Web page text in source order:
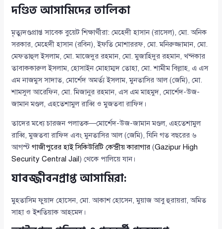
দণ্ডিত আসামিদের তালিকা
মৃত্যুদণ্ডপ্রাপ্ত সাবেক বুয়েট শিক্ষার্থীরা: মেহেদী হাসান (রাসেল), মো. অনিক
সরকার, মেহেদী হাসান (রবিন), ইফতি মোশাররফ, মো. মনিরুজ্জামান, মো.
মেফতাহুল ইসলাম, মো. মাজেদুর রহমান, মো. মুজাহিদুর রহমান, খন্দকার
তাবাককারুল ইসলাম, হোসাইন মোহাম্মদ তোহা, মো. শামীম বিল্লাহ, এ এস
এম নাজমুস সাদাত, মোর্শেদ অমর্ত্য ইসলাম, মুনতাসির আল (জেমি), মো.
শামসুল আরেফিন, মো. মিজানুর রহমান, এস এম মাহমুদ, মোর্শেদ-উজ-
জামান মণ্ডল, এহতেশামুল রাব্বি ও মুজতবা রাফিদ।
তাদের মধ্যে চারজন পলাতক—মোর্শেদ-উজ-জামান মণ্ডল, এহতেশামুল
রাব্বি, মুজতবা রাফিদ এবং মুনতাসির আল (জেমি), যিনি গত বছরের ৬
আগস্টগাজীপুরের হাই সিকিউরিটি কেন্দ্রীয় কারাগার (Gazipur High
Security Central Jail ) থেকে পালিয়ে যান।
যাবজ্জীবনপ্রাপ্ত আসামিরা:
মুহতাসিম ফুয়াদ হোসেন, মো. আকাশ হোসেন, মুয়াজ আবু হুরায়রা, অমিত
সাহা ও ইশতিয়াক আহমেদ।